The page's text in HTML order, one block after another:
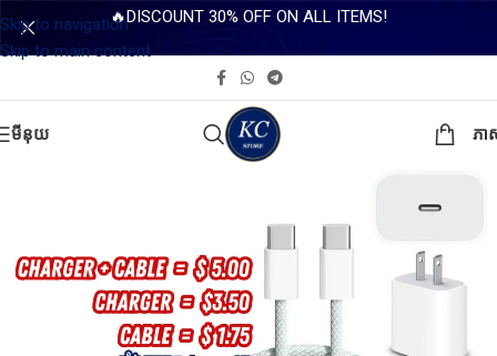
Skip to navigation
Skip to main content
🔥DISCOUNT 30% OFF ON ALL ITEMS!
មីនុយ ភា